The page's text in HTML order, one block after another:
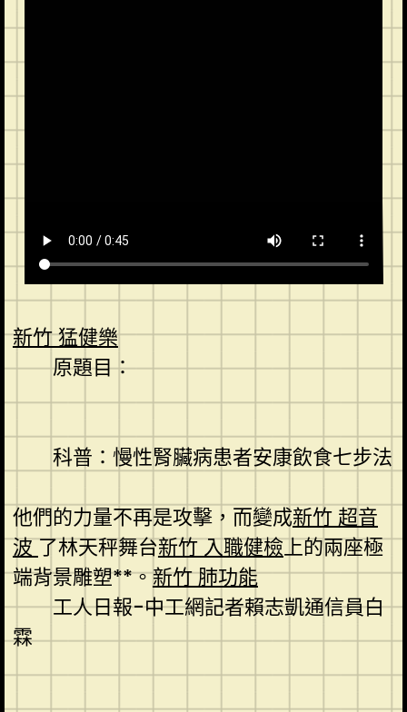
新竹 猛健樂
原題目：
科普：慢性腎臟病患者安康飲食七步法
他們的力量不再是攻擊，而變成新竹 超音
波了林天秤舞台新竹 入職健檢上的兩座極
端背景雕塑**。新竹 肺功能
工人日報-中工網記者賴志凱通信員白
霖